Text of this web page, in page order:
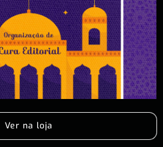
Ver na loja